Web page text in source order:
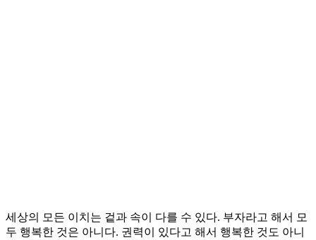
세상의 모든 이치는 겉과 속이 다를 수 있다. 부자라고 해서 모
두 행복한 것은 아니다. 권력이 있다고 해서 행복한 것도 아니